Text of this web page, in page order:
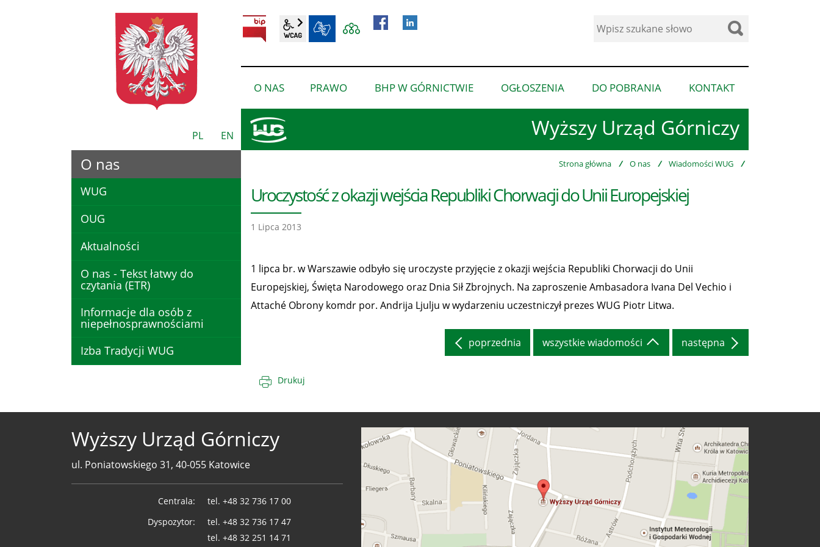
PL EN Wyższy Urząd Górniczy
BIP wcag2.1
Wyszukaj
O NAS
pokaż
podmenu
PRAWO
pokaż
podmenu
BHP W GÓRNICTWIE
pokaż
podmenu
OGŁOSZENIA
pokaż
podmenu
dla
“Ogłoszenia”
DO POBRANIA
pokaż
podmenu
dla
pobrania”
KONTAKT
podmenu
Strona główna / O nas / Wiadomości WUG /
Uroczystość z okazji wejścia Republiki Chorwacji do Unii Europejskiej
1 Lipca 2013
1 lipca br. w Warszawie odbyło się uroczyste przyjęcie z okazji wejścia Republiki Chorwacji do Unii
Europejskiej, Święta Narodowego oraz Dnia Sił Zbrojnych. Na zaproszenie Ambasadora Ivana Del Vechio i
Attaché Obrony komdr por. Andrija Ljulju w wydarzeniu uczestniczył prezes WUG Piotr Litwa.
poprzednia wszystkie wiadomości następna
Drukuj
O nas
WUG
OUG
Aktualności
O nas - Tekst łatwy do
czytania (ETR)
Informacje dla osób z
niepełnosprawnościami
Izba Tradycji WUG
Wyższy Urząd Górniczy
ul. Poniatowskiego 31, 40-055 Katowice
Centrala: tel. +48 32 736 17 00
Dyspozytor:
tel. +48 32 736 17 47
tel. +48 32 251 14 71